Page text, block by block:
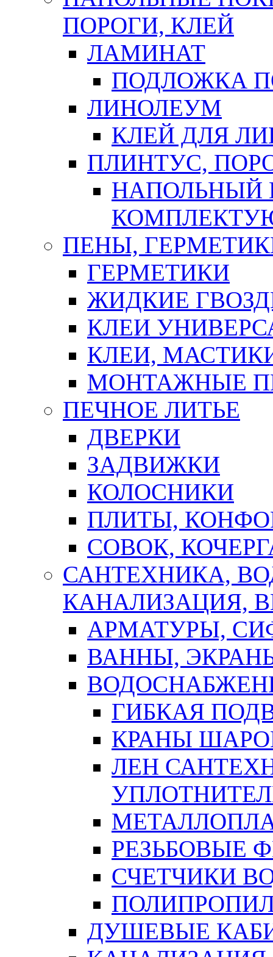
ПОРОГИ, КЛЕЙ
ЛАМИНАТ
ПОДЛОЖКА
ЛИНОЛЕУМ
КЛЕЙ ДЛЯ
ПЛИНТУС,
НАПОЛЬНЫЙ
ПЕНЫ,
ГЕРМЕТИКИ
ЖИДКИЕ
КЛЕИ
КЛЕИ,
МОНТАЖНЫЕ
ПЕЧНОЕ ЛИТЬЕ
ДВЕРКИ
ЗАДВИЖКИ
КОЛОСНИКИ
ПЛИТЫ,
СОВОК,
САНТЕХНИКА,
КАНАЛИЗАЦИЯ,
АРМАТУРЫ,
ВАННЫ,
ГИБКАЯ
КРАНЫ
ЛЕН
РЕЗЬБОВЫЕ
СЧЕТЧИКИ
ДУШЕВЫЕ